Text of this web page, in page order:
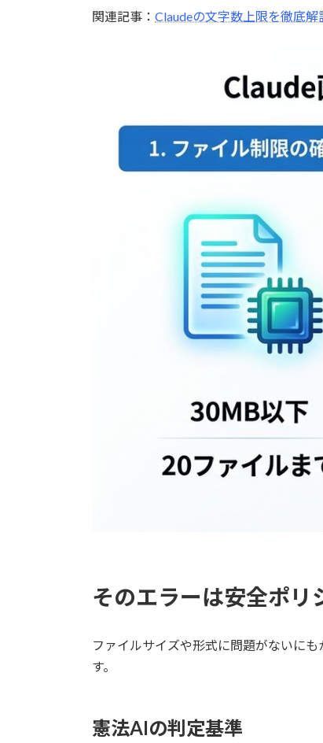
関連記事： Claudeの文字数上限を徹底
そのエラーは安全ポリ
ファイルサイズや形式に問題がないに
す。
憲法AIの判定基準